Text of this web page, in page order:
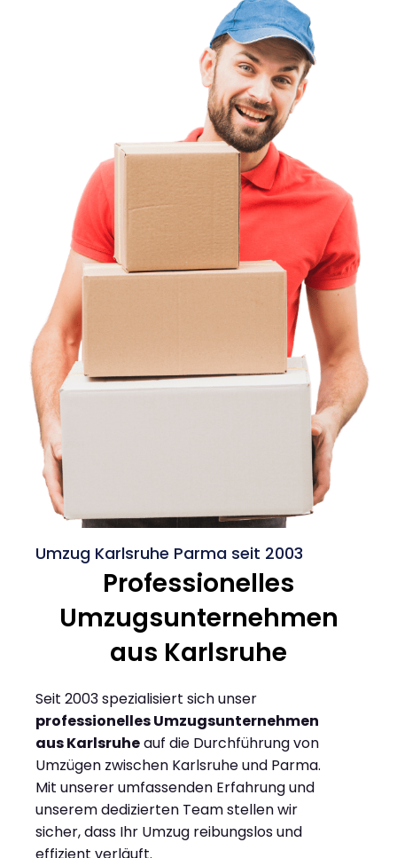
Umzug Karlsruhe Parma seit 2003
Professionelles
Umzugsunternehmen
aus Karlsruhe
Seit 2003 spezialisiert sich unser
professionelles Umzugsunternehmen
aus Karlsruheauf die Durchführung von
Umzügen zwischen Karlsruhe und Parma.
Mit unserer umfassenden Erfahrung und
unserem dedizierten Team stellen wir
sicher, dass Ihr Umzug reibungslos und